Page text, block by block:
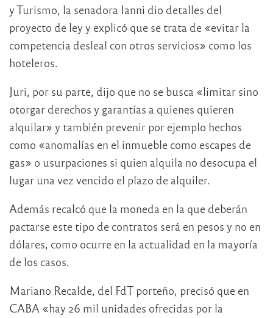
y Turismo, la senadora Ianni dio detalles del
proyecto de ley y explicó que se trata de «evitar la
competencia desleal con otros servicios» como los
hoteleros.
Juri, por su parte, dijo que no se busca «limitar sino
otorgar derechos y garantías a quienes quieren
alquilar» y también prevenir por ejemplo hechos
como «anomalías en el inmueble como escapes de
gas» o usurpaciones si quien alquila no desocupa el
lugar una vez vencido el plazo de alquiler.
Además recalcó que la moneda en la que deberán
pactarse este tipo de contratos será en pesos y no en
dólares, como ocurre en la actualidad en la mayoría
de los casos.
Mariano Recalde, del FdT porteño, precisó que en
CABA «hay 26 mil unidades ofrecidas por la